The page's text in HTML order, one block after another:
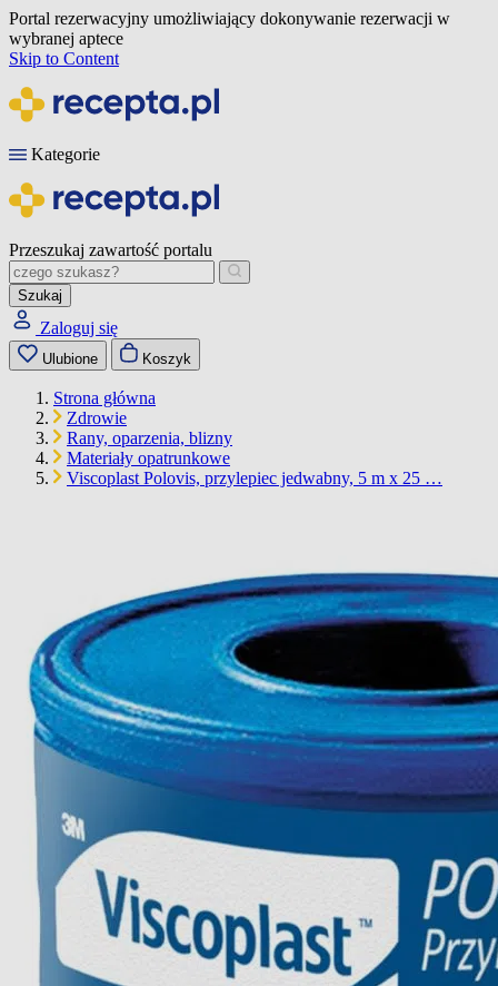
Portal rezerwacyjny umożliwiający dokonywanie rezerwacji w
wybranej aptece
Skip to Content
Kategorie
Przeszukaj zawartość portalu
Szukaj
Zaloguj się
Ulubione Koszyk
Strona główna
Zdrowie
Rany, oparzenia, blizny
Materiały opatrunkowe
Viscoplast Polovis, przylepiec jedwabny, 5 m x 25 …